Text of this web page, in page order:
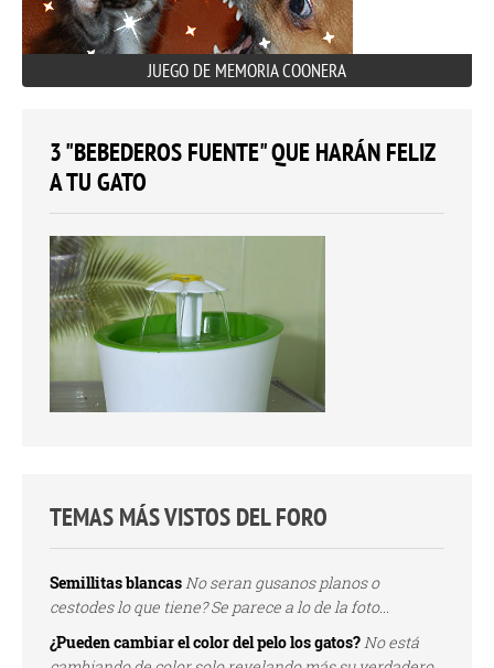
JUEGO DE MEMORIA COONERA
3 "BEBEDEROS FUENTE" QUE HARÁN FELIZ
A TU GATO
TEMAS MÁS VISTOS DEL FORO
Semillitas blancasNo seran gusanos planos o
cestodes lo que tiene? Se parece a lo de la foto...
¿Pueden cambiar el color del pelo los gatos?No está